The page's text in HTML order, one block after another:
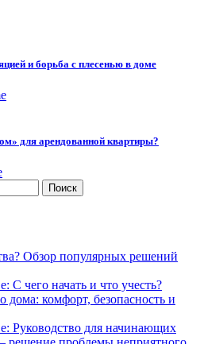
и борьба с плесенью в доме
для арендованной квартиры?
Обзор популярных решений
чего начать и что учесть?
комфорт, безопасность и
Руководство для начинающих